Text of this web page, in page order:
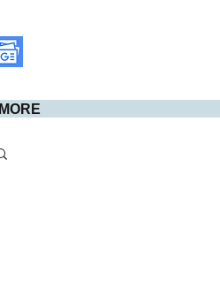
MORE